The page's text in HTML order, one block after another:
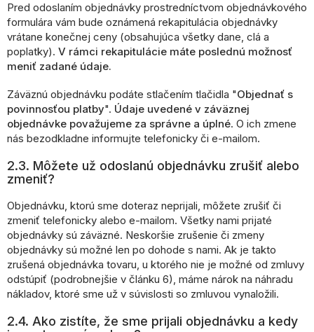
Pred odoslaním objednávky prostredníctvom objednávkového
formulára vám bude oznámená rekapitulácia objednávky
vrátane konečnej ceny (obsahujúca všetky dane, clá a
poplatky). V rámci rekapitulácie máte poslednú možnosť
meniť zadané údaje.
Záväznú objednávku podáte stlačením tlačidla "Objednať s
povinnosťou platby". Údaje uvedené v záväznej
objednávke považujeme za správne a úplné. O ich zmene
nás bezodkladne informujte telefonicky či e-mailom.
2.3. Môžete už odoslanú objednávku zrušiť alebo
zmeniť?
Objednávku, ktorú sme doteraz neprijali, môžete zrušiť či
zmeniť telefonicky alebo e-mailom. Všetky nami prijaté
objednávky sú záväzné. Neskoršie zrušenie či zmeny
objednávky sú možné len po dohode s nami. Ak je takto
zrušená objednávka tovaru, u ktorého nie je možné od zmluvy
odstúpiť (podrobnejšie v článku 6), máme nárok na náhradu
nákladov, ktoré sme už v súvislosti so zmluvou vynaložili.
2.4. Ako zistíte, že sme prijali objednávku a kedy